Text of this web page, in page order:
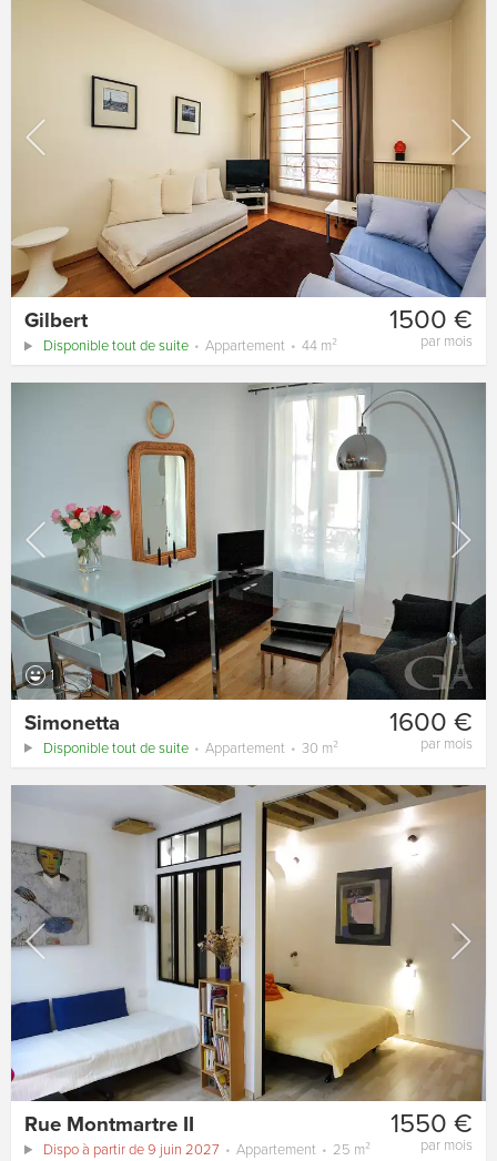
1500 €
par mois
Gilbert
Disponible tout de suite Appartement 44 m²
1
1600 €
par mois
Simonetta
Disponible tout de suite Appartement 30 m²
1550 €
par mois
Rue Montmartre II
Dispo à partir de 9 juin 2027 Appartement 25 m²